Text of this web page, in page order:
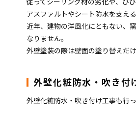
アスファルトやシート防水を支え
近年、建物の洋風化にともない、
なりません。
外壁塗装の際は壁面の塗り替えだ
外壁化粧防水・吹き付
外壁化粧防水・吹き付け工事も行っ